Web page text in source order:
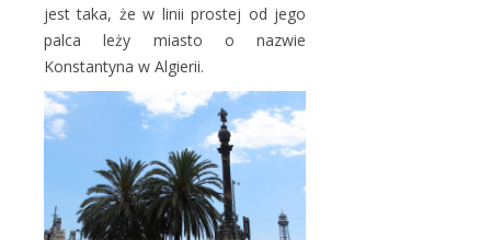
jest taka, że w linii prostej od jego
palca leży miasto o nazwie
Konstantyna w Algierii.